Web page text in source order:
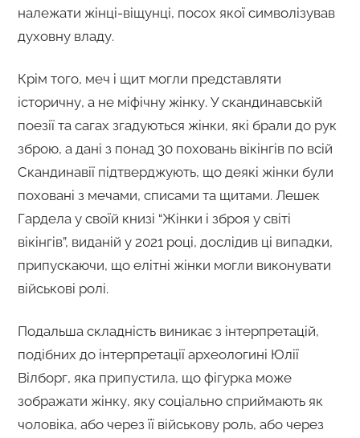
належати жінці-віщунці, посох якої символізував
духовну владу.
Крім того, меч і щит могли представляти
історичну, а не міфічну жінку. У скандинавській
поезії та сагах згадуються жінки, які брали до рук
зброю, а дані з понад 30 поховань вікінгів по всій
Скандинавії підтверджують, що деякі жінки були
поховані з мечами, списами та щитами. Лешек
Гардела у своїй книзі “Жінки і зброя у світі
вікінгів”, виданій у 2021 році, дослідив ці випадки,
припускаючи, що елітні жінки могли виконувати
військові ролі.
Подальша складність виникає з інтерпретацій,
подібних до інтерпретації археологині Юлії
Вілборг, яка припустила, що фігурка може
зображати жінку, яку соціально сприймають як
чоловіка, або через її військову роль, або через